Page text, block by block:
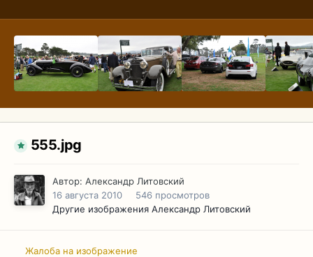
555.jpg
Автор: Александр Литовский
16 августа 2010
546 просмотров
Другие изображения Александр Литовский
Жалоба на изображение